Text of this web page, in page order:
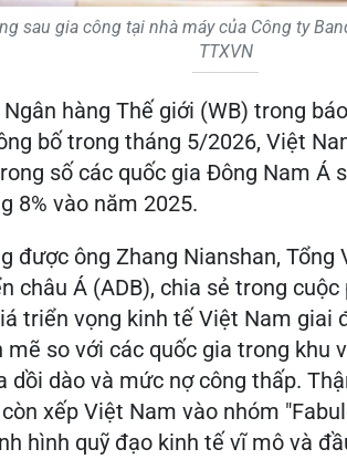
sau gia công tại nhà máy của Công ty
TTXVN
hàng Thế giới (WB) trong
bố trong tháng 5/2026, Việt
số các quốc gia Đông Nam Á
8% vào năm 2025.
được ông Zhang Nianshan,
châu Á (ADB), chia sẻ trong
triển vọng kinh tế Việt Nam giai
mẽ so với các quốc gia trong khu
dồi dào và mức nợ công thấp.
xếp Việt Nam vào nhóm
hình quỹ đạo kinh tế vĩ mô và